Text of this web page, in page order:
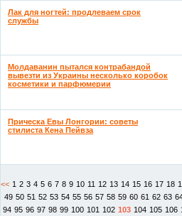
Лак для ногтей: продлеваем срок
службы
Молдаванин пытался контрабандой
вывезти из Украины несколько коробок
косметики и парфюмерии
Прическа Евы Лонгории: советы
стилиста Кена Пейвза
<< 1 2 3 4 5 6 7 8 9 10 11 12 13 14 15 16 17 18
49 50 51 52 53 54 55 56 57 58 59 60 61 62 63
94 95 96 97 98 99 100 101 102 103 104 105 106